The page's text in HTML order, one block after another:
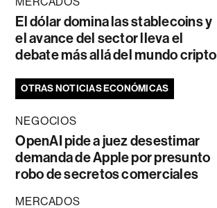
El dólar domina las stablecoins y
el avance del sector lleva el
debate más allá del mundo cripto
OTRAS NOTICIAS ECONÓMICAS
NEGOCIOS
OpenAI pide a juez desestimar
demanda de Apple por presunto
robo de secretos comerciales
MERCADOS